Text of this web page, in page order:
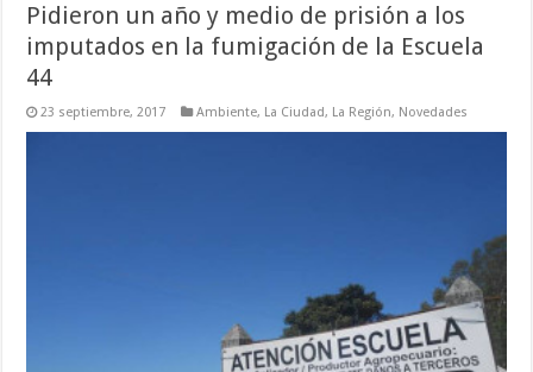
Pidieron un año y medio de prisión a los
imputados en la fumigación de la Escuela
44
23 septiembre, 2017 Ambiente, La Ciudad, La Región, Novedades